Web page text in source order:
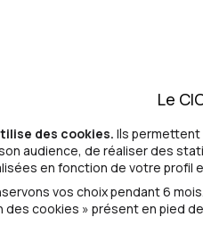
09h00
09h00
09h00
Le
des cookies. Ils permettent
audience, de réaliser des
en fonction de votre profil
vos choix pendant 6
des cookies » présent en pied